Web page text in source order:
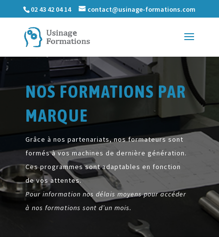
02 43 42 04 14 contact@usinage-formations.com
NOS FORMATIONS PAR
MARQUE
Grâce à nos partenariats, nos formateurs sont
formés à vos machines de dernière génération.
Ces programmes sont adaptables en fonction
de vos attentes.
Pour information nos délais moyens pour accéder
à nos formations sont d’un mois.